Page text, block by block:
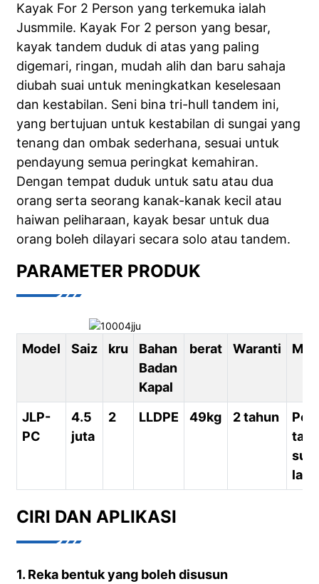
Kayak For 2 Person yang terkemuka ialah
Jusmmile. Kayak For 2 person yang besar,
kayak tandem duduk di atas yang paling
digemari, ringan, mudah alih dan baru sahaja
diubah suai untuk meningkatkan keselesaan
dan kestabilan. Seni bina tri-hull tandem ini,
yang bertujuan untuk kestabilan di sungai yang
tenang dan ombak sederhana, sesuai untuk
pendayung semua peringkat kemahiran.
Dengan tempat duduk untuk satu atau dua
orang serta seorang kanak-kanak kecil atau
haiwan peliharaan, kayak besar untuk dua
orang boleh dilayari secara solo atau tandem.
PARAMETER PRODUK
Model Saiz kru
Bahan
Badan
Kapal
berat Waranti
JLP-
PC
4.5
juta
2 LLDPE 49kg 2 tahun
CIRI DAN APLIKASI
1. Reka bentuk yang boleh disusun